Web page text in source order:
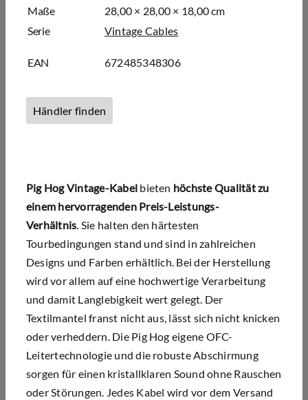
Maße
28,00 × 28,00 × 18,00 cm
Serie
Vintage Cables
EAN 672485348306
Händler finden
Pig Hog Vintage-Kabel bieten höchste Qualität zu
einem hervorragenden Preis-Leistungs-
Verhältnis. Sie halten den härtesten
Tourbedingungen stand und sind in zahlreichen
Designs und Farben erhältlich. Bei der Herstellung
wird vor allem auf eine hochwertige Verarbeitung
und damit Langlebigkeit wert gelegt. Der
Textilmantel franst nicht aus, lässt sich nicht knicken
oder verheddern. Die Pig Hog eigene OFC-
Leitertechnologie und die robuste Abschirmung
sorgen für einen kristallklaren Sound ohne Rauschen
oder Störungen. Jedes Kabel wird vor dem Versand